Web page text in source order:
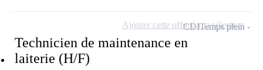
Technicien de maintenance en
laiterie (H/F)
CDITemps plein
Ajouter cette offre à ma sélection